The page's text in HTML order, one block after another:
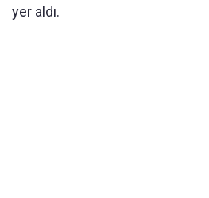
yer aldı.